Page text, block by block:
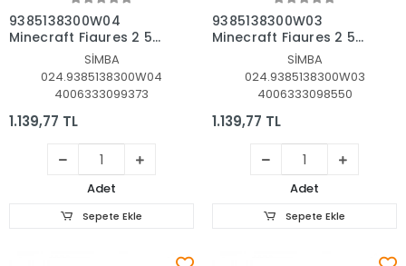
Sepete Ekle
9385138300W04
Minecraft Figures 2 5
Wave 4die-cast pop-
culture
collectible(Belirtilen
fiyat, tekli satış için
adet fiyatıdır.)
SİMBA
024.9385138300W04
4006333099373
1.139,77 TL
Adet
Sepete Ekle
Sepete Ekle
9385138300W03
Minecraft Figures 2 5
Wave 3die-castpop-
culture
collectible(Belirtilen
fiyat, tekli satış için
adet fiyatıdır.)
SİMBA
024.9385138300W03
4006333098550
1.139,77 TL
Adet
Sepete Ekle